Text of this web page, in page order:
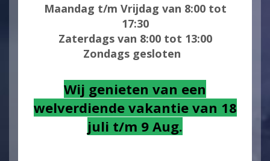
Maandag t/m Vrijdag van 8:00 tot
17:30
Zaterdags van 8:00 tot 13:00
Zondags gesloten
Wij genieten van een
welverdiende vakantie van 18
juli t/m 9 Aug.